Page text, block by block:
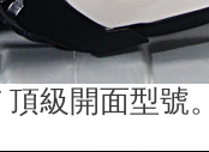
級開面型號